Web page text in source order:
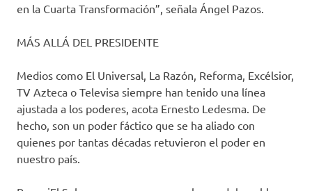
en la Cuarta Transformación”, señala Ángel Pazos.
MÁS ALLÁ DEL PRESIDENTE
Medios como El Universal, La Razón, Reforma, Excélsior,
TV Azteca o Televisa siempre han tenido una línea
ajustada a los poderes, acota Ernesto Ledesma. De
hecho, son un poder fáctico que se ha aliado con
quienes por tantas décadas retuvieron el poder en
nuestro país.